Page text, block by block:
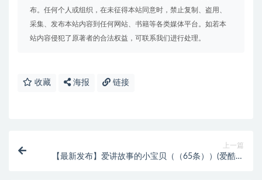
布。任何个人或组织，在未征得本站同意时，禁止复制、盗用、
采集、发布本站内容到任何网站、书籍等各类媒体平台。如若本
站内容侵犯了原著者的合法权益，可联系我们进行处理。
收藏 海报 链接
上一篇
【最新发布】爱讲故事的小宝贝（（65条））(爱酷最